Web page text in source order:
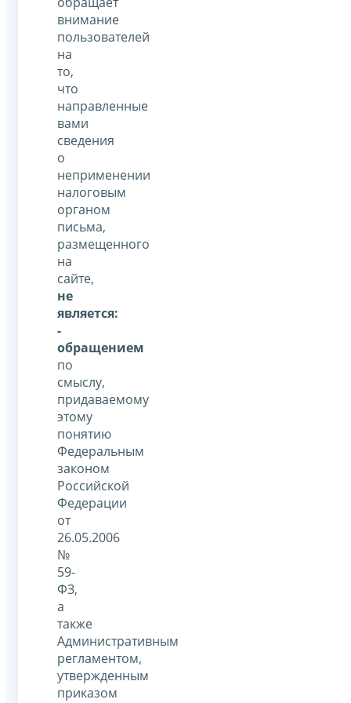
внимание
пользователей
на
то,
что
направленные
вами
сведения
о
неприменении
налоговым
органом
письма,
размещенного
на
сайте,
не
является:
-
обращением
по
смыслу,
придаваемому
этому
понятию
Федеральным
законом
Российской
Федерации
от
26.05.2006
№
59-
ФЗ,
а
также
Административным
регламентом,
утвержденным
приказом